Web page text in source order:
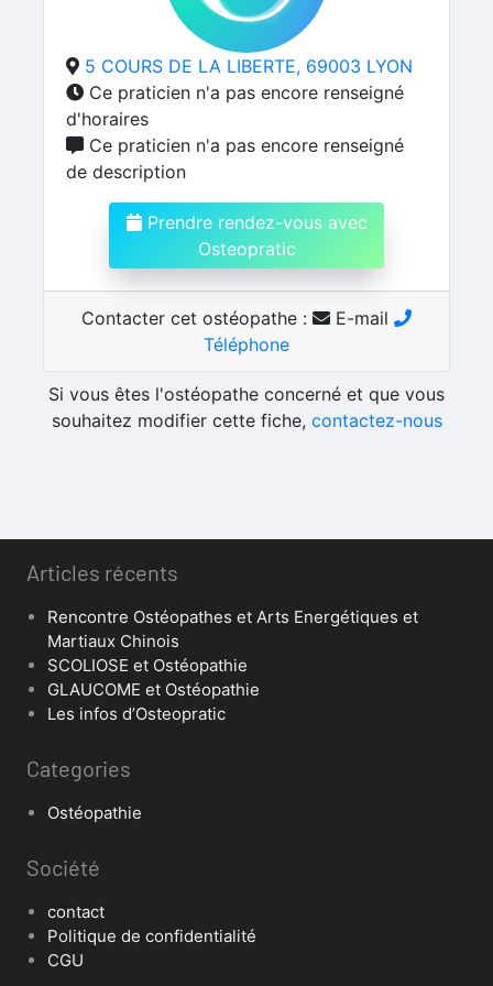
5 COURS DE LA LIBERTE, 69003 LYON
Ce praticien n'a pas encore renseigné
d'horaires
Ce praticien n'a pas encore renseigné
de description
Prendre rendez-vous avec
Osteopratic
Contacter cet ostéopathe :
E-mail
Téléphone
Si vous êtes l'ostéopathe concerné et que vous
souhaitez modifier cette fiche, contactez-nous
Articles récents
Rencontre Ostéopathes et Arts Energétiques et
Martiaux Chinois
SCOLIOSE et Ostéopathie
GLAUCOME et Ostéopathie
Les infos d’Osteopratic
Categories
Ostéopathie
Société
contact
Politique de confidentialité
CGU